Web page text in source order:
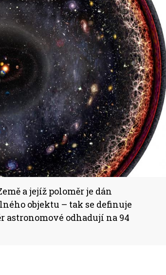
a jejíž poloměr je dán
objektu – tak se definuje
astronomové odhadují na 94